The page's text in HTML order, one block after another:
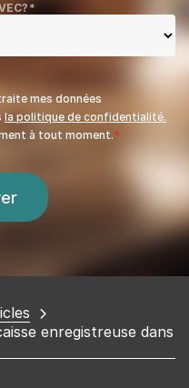
*
mes données
la politique de confidentialité.
à tout moment.
enregistreuse dans